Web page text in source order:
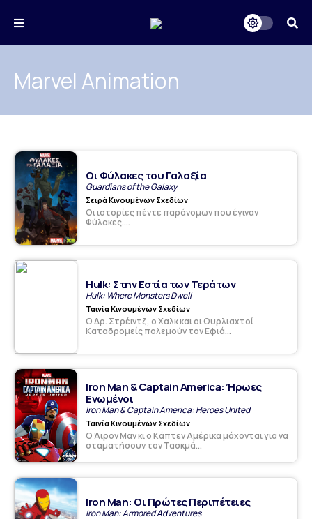
Marvel Animation
Οι Φύλακες του Γαλαξία
Guardians of the Galaxy
Σειρά Κινουμένων Σχεδίων
Οι ιστορίες πέντε παράνομων που έγιναν
Φύλακες....
Hulk: Στην Εστία των Τεράτων
Hulk: Where Monsters Dwell
Ταινία Κινουμένων Σχεδίων
Ο Δρ. Στρέιντζ, ο Χαλκ και οι Ουρλιαχτοί
Καταδρομείς πολεμούν τον Εφιά...
Iron Man & Captain America: Ήρωες
Ενωμένοι
Iron Man & Captain America: Heroes United
Ταινία Κινουμένων Σχεδίων
Ο Άιρον Μαν κι ο Κάπτεν Αμέρικα μάχονται για να
σταματήσουν τον Τασκμά...
Iron Man: Οι Πρώτες Περιπέτειες
Iron Man: Armored Adventures